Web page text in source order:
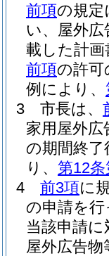
前項の規定
い、屋外
載した計
前項の許可
例により、
3
市長は、
家用屋外
の期間終了
り、 第12
4
前3項に
の申請を
当該申請
屋外広告